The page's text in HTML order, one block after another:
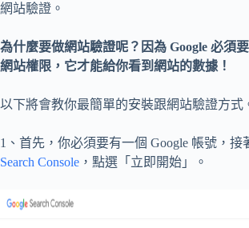
網站驗證。
為什麼要做網站驗證呢？因為 Google 必須
網站權限，它才能給你看到網站的數據！
以下將會教你最簡單的安裝跟網站驗證方式
1、首先，你必須要有一個 Google 帳號，接
Search Console ，點選「立即開始」。